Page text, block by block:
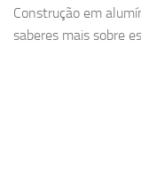
Construção em
saberes mais sobre